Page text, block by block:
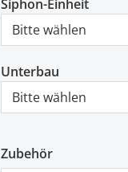
Siphon-Einheit
Unterbau
Zubehör